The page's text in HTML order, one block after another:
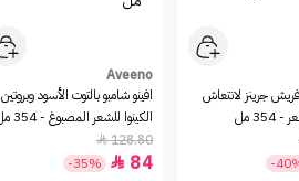
جرينز لانتعاش
مل
-
Aveeno
افينو شامبو بالتوت الأسود وبروتين
الكينوا للشعر المصبوغ - 354 مل
128.80

84

-35%